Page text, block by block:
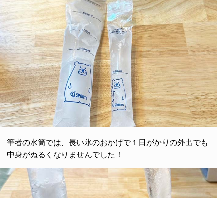
筆者の水筒では、長い氷のおかげで１日がかりの外出でも
中身がぬるくなりませんでした！